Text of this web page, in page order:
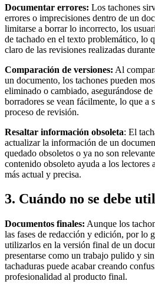
Documentar errores: Los tachones
errores o imprecisiones dentro de un
limitarse a borrar lo incorrecto, los
de tachado en el texto problemático, lo
claro de las revisiones realizadas
Comparación de versiones: Al
un documento, los tachones pueden
eliminado o cambiado, asegurándose
borradores se vean fácilmente, lo que a
proceso de revisión.
Resaltar información obsoleta: El
actualizar la información de un
quedado obsoletos o ya no son
contenido obsoleto ayuda a los lectores
más actual y precisa.
3. Cuándo no se debe
Documentos finales: Aunque los
las fases de redacción y edición, por lo
utilizarlos en la versión final de un
presentarse como un trabajo pulido y
tachaduras puede acabar creando
profesionalidad al producto final.